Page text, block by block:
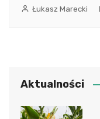
Łukasz Marecki
Aktualności